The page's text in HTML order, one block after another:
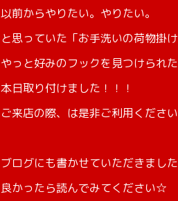
以前からやりたい。やりたい。
と思っていた「お手洗いの荷物掛け
やっと好みのフックを見つけられた
本日取り付けました！！！
ご来店の際、は是非ご利用くださ
ブログにも書かせていただきました
良かったら読んでみてください☆